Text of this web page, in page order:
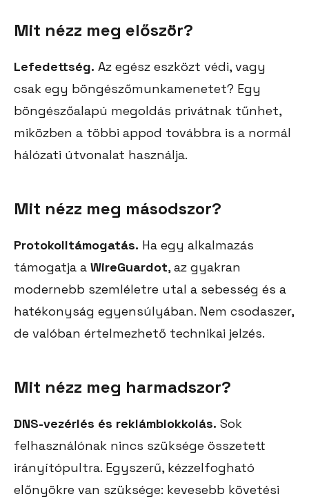
Mit nézz meg először?
Lefedettség. Az egész eszközt védi, vagy
csak egy böngészőmunkamenetet? Egy
böngészőalapú megoldás privátnak tűnhet,
miközben a többi appod továbbra is a normál
hálózati útvonalat használja.
Mit nézz meg másodszor?
Protokolltámogatás. Ha egy alkalmazás
támogatja a WireGuardot, az gyakran
modernebb szemléletre utal a sebesség és a
hatékonyság egyensúlyában. Nem csodaszer,
de valóban értelmezhető technikai jelzés.
Mit nézz meg harmadszor?
DNS-vezérlés és reklámblokkolás. Sok
felhasználónak nincs szüksége összetett
irányítópultra. Egyszerű, kézzelfogható
előnyökre van szüksége: kevesebb követési